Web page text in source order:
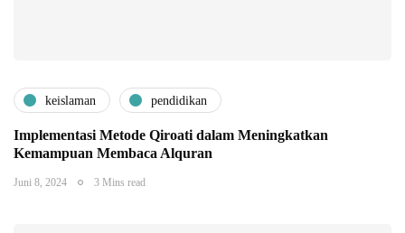
keislaman pendidikan
Implementasi Metode Qiroati dalam Meningkatkan
Kemampuan Membaca Alquran
Juni 8, 2024 3 Mins read